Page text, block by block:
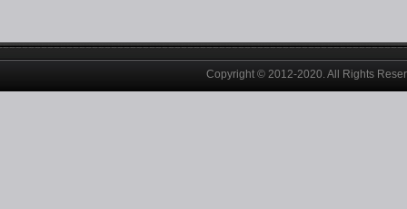
Copyright © 2012-2020. All Rights